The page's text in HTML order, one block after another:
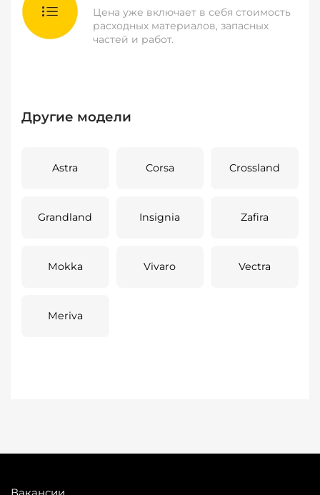
Цена уже включает в себя стоимость
расходных материалов, запасных
частей и работ.
Другие модели
Astra Corsa Crossland
Grandland Insignia Zafira
Mokka Vivaro Vectra
Meriva